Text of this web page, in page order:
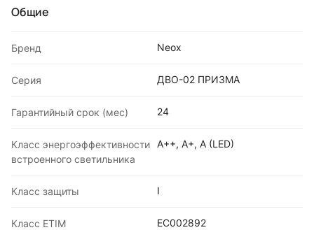
Общие
Бренд Neox
Серия ДВО-02 ПРИЗМА
Гарантийный срок (мес) 24
Класс энергоэффективности
встроенного светильника
A++, A+, A (LED)
Класс защиты I
Класс ETIM EC002892